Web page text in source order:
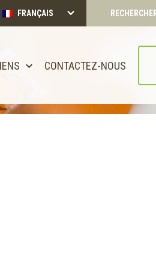
FRANÇAIS
CONTACTEZ-NOUS